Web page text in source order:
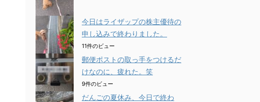
今日はライザップの株主優待の
申し込みで終わりました。
11件のビュー
郵便ポストの取っ手をつけるだ
けなのに、疲れた。笑
9件のビュー
だんごの夏休み、今日で終わ